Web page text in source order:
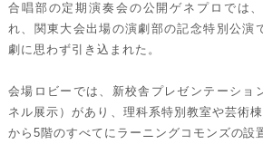
合唱部の定期演奏会の公開ゲネプロでは
れ、関東大会出場の演劇部の記念特別公演
劇に思わず引き込まれた。
会場ロビーでは、新校舎プレゼンテーショ
ネル展示）があり、理科系特別教室や芸術
から5階のすべてにラーニングコモンズの設